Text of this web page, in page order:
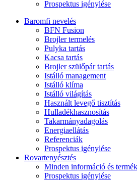
Prospektus igénylése
Baromfi nevelés
BFN Fusion
Brojler termelés
Pulyka tartás
Kacsa tartás
Brojler szülőpár tartás
Istálló management
Istálló klíma
Istálló világítás
Használt levegő tisztítás
Hulladékhasznosítás
Takarmányadagolás
Energiaellátás
Referenciák
Prospektus igénylése
Rovartenyésztés
Minden információ és termék
Prospektus igénylése